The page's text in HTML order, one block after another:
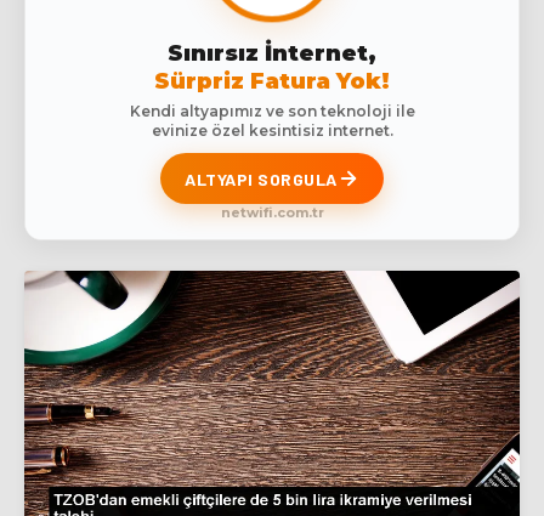
Sınırsız İnternet,
Sürpriz Fatura Yok!
Kendi altyapımız ve son teknoloji ile
evinize özel kesintisiz internet.
ALTYAPI SORGULA
netwifi.com.tr